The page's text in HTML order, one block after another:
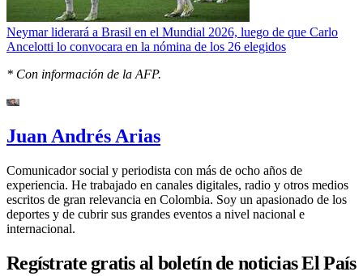
Neymar liderará a Brasil en el Mundial 2026, luego de que Carlo
Ancelotti lo convocara en la nómina de los 26 elegidos
* Con información de la AFP.
Juan Andrés Arias
Comunicador social y periodista con más de ocho años de
experiencia. He trabajado en canales digitales, radio y otros medios
escritos de gran relevancia en Colombia. Soy un apasionado de los
deportes y de cubrir sus grandes eventos a nivel nacional e
internacional.
Regístrate gratis al boletín de noticias El País